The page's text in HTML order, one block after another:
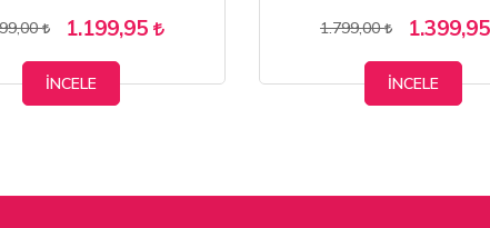
1.199,95
İNCELE
1.799,00 1.399,95
İNCELE